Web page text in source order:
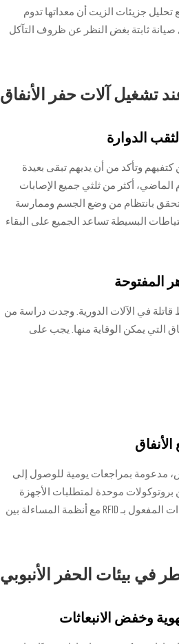
جزيئات الزيت أن معداتها تدوم
صيانة ثابتة بغض النظر عن ظروف التآكل
تشغيل آلات حفر الأنفاق
وتأكد من أن يديهم تبقى بعيدة
الماضي، أكثر من ثلثي جميع الإصابات
بانتظام من وضع الجسم وممارسة
البسيطة تساعد الجميع على البقاء
المفتوحة
قاتلة في الآلات الدورية. وجدت دراسة من
هذه العوامل ساهمت في 37٪ من حوادث الأنفاق التي يمكن الوقاية منها. يجب على
مدعومة بمراجعات يومية للوصول إلى
بروتوكولات موحدة لمتطلبات الأجهزة
الشخصية تقلل من عدم الامتثال التشغيلي بنسبة 80٪. يضمن الجمع بين فحص المعدات المفعول بـ RFID مع أنظمة المساءلة بين
في بيئات الحفر الأنبوبي
وخفض الانبعاثات